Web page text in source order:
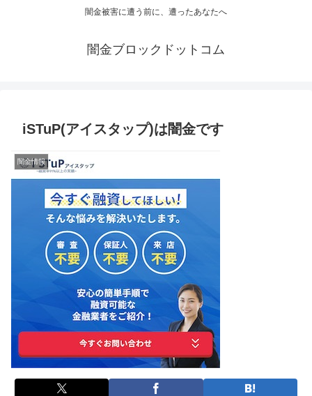
闇金被害に遭う前に、遭ったあなたへ
闇金ブロックドットコム
iSTuP(アイスタップ)は闇金です
闇金情報